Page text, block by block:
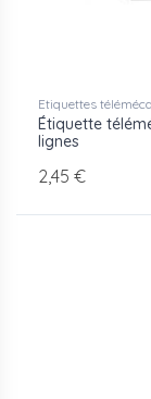
Etiquettes
Étiquette
lignes
2,45 €